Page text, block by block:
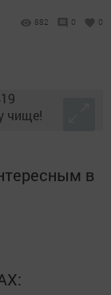
882 0 0
в